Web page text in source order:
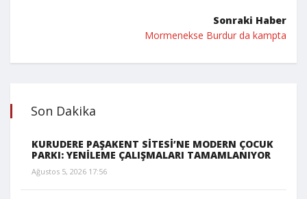
Sonraki Haber
Mormenekse Burdur da kampta
Son Dakika
KURUDERE PAŞAKENT SİTESİ’NE MODERN ÇOCUK
PARKI: YENİLEME ÇALIŞMALARI TAMAMLANIYOR
Ağustos 5, 2026 17:56